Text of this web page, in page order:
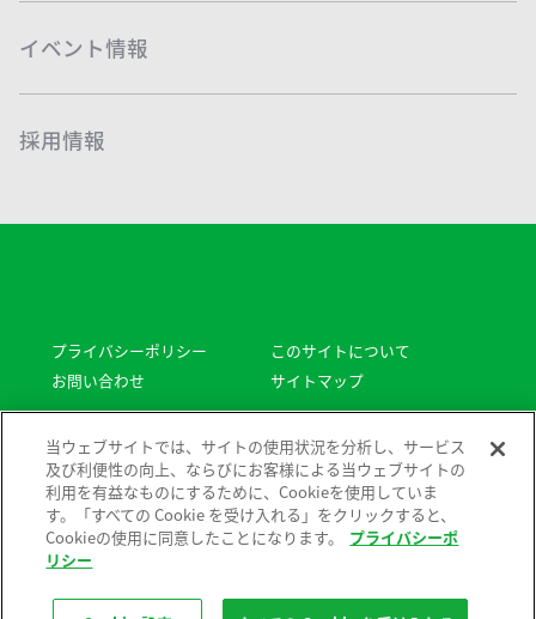
イベント情報
採用情報
プライバシーポリシー
このサイトについて
お問い合わせ
サイトマップ
Copyright © Sodick All rights reserved.
当ウェブサイトでは、サイトの使用状況を分析し、サービス
及び利便性の向上、ならびにお客様による当ウェブサイトの
利用を有益なものにするために、Cookieを使用していま
す。「すべての Cookie を受け入れる」をクリックすると、
Cookieの使用に同意したことになります。
プライバシーポ
リシー